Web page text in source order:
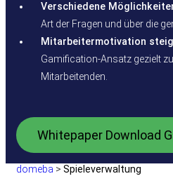
Verschiedene
Art der Fragen und über die
Mitarbeitermotivation
Gamification-Ansatz gezielt
Mitarbeitenden.
Whitepaper Download
domeba > Spieleverwaltung